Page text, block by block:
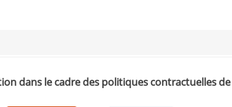
dans le cadre des politiques contractuelles de